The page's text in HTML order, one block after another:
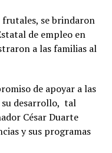
se brindaron
de empleo en
a las familias al
de apoyar a las
su desarrollo, tal
César Duarte
y sus programas